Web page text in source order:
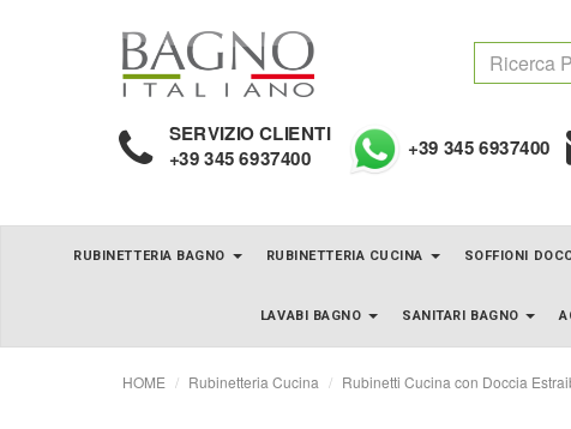
SERVIZIO CLIENTI
+39 345 6937400 +39 345 6937400
RUBINETTERIA BAGNO RUBINETTERIA CUCINA SOFFIONI
LAVABI BAGNO SANITARI BAGNO
HOME Rubinetteria Cucina Rubinetti Cucina con Doccia